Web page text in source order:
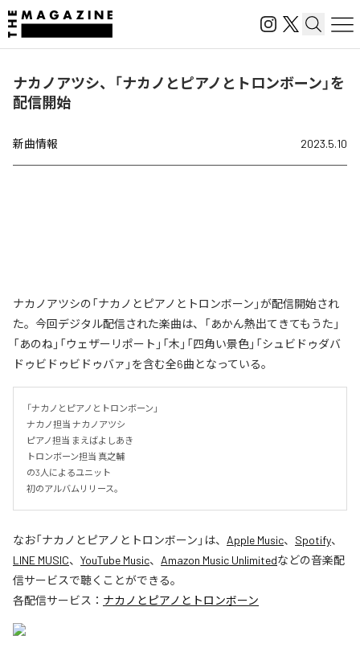
ナカノアツシ、「ナカノとピアノとトロンボーン」を
配信開始
新曲情報 2023.5.10
ナカノアツシの「ナカノとピアノとトロンボーン」が配信開始され
た。今回デジタル配信された楽曲は、「あかん熱出てきてもうた」
「あのね」「ウェザーリポート」「木」「四角い景色」「シュビドゥダバ
ドゥビドゥビドゥバァ」を含む全6曲となっている。
「ナカノとピアノとトロンボーン」
ナカノ担当 ナカノアツシ
ピアノ担当 まえばよしあき
トロンボーン担当 真之輔
の3人によるユニット
初のアルバムリリース。
なお「ナカノとピアノとトロンボーン 」は、 Apple Music、 Spotify、
LINE MUSIC、 YouTube Music、 Amazon Music Unlimitedなどの音楽配
信サービスで聴くことができる。
各配信サービス： ナカノとピアノとトロンボーン